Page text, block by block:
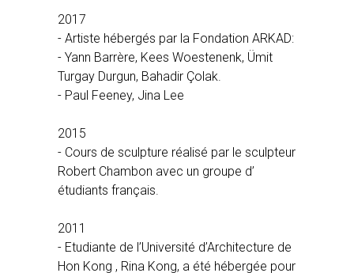
2017
- Artiste hébergés par la Fondation ARKAD:
- Yann Barrère, Kees Woestenenk, Ümit
Turgay Durgun, Bahadir Çolak.
- Paul Feeney, Jina Lee
2015
- Cours de sculpture réalisé par le sculpteur
Robert Chambon avec un groupe d’
étudiants français.
2011
- Etudiante de l’Université d’Architecture de
Hon Kong , Rina Kong, a été hébergée pour